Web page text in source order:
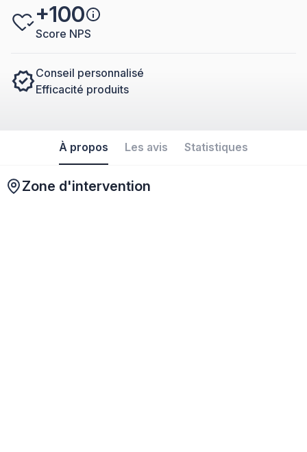
+100
Score NPS
Conseil personnalisé
Efficacité produits
À propos Les avis Statistiques
Zone d'intervention